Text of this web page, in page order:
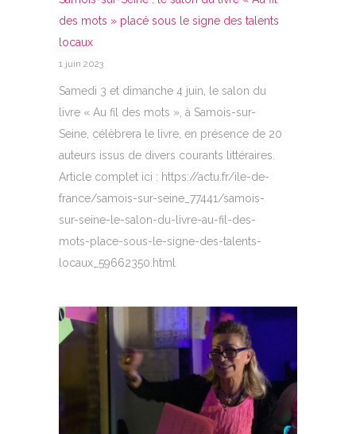
des mots » placé sous le signe des talents
locaux
1 juin 2023
Samedi 3 et dimanche 4 juin, le salon du
livre « Au fil des mots », à Samois-sur-
Seine, célèbrera le livre, en présence de 20
auteurs issus de divers courants littéraires.
Article complet ici : https://actu.fr/ile-de-
france/samois-sur-seine_77441/samois-
sur-seine-le-salon-du-livre-au-fil-des-
mots-place-sous-le-signe-des-talents-
locaux_59662350.html